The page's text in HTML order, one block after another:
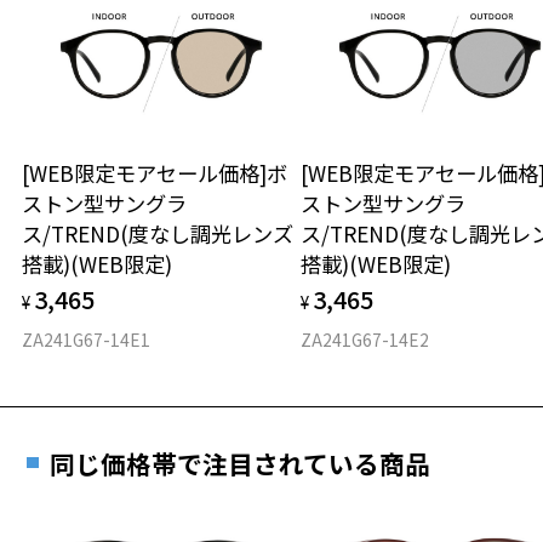
【付属品】“Original Case with Cleaning Cloth”
オリジナルケース＆メガネ拭きセット付き（当コレクション全商品対
relumeは背伸びをしない「ちょうどよい」大人のファッションを提案
するブランドです。
カジュアルでベーシックだけど品質にはこだわったアイテムと、ちょ
っと先を行くトレンドを「relumeらしく」独自に解釈したアイテムな
どを提案します。
メンズ・レディース・ユニセックスと、全ての大人に楽しんで貰える
ように豊富なラインナップを取り揃えております。
Zoff×JOURNAL STANDARD relume ページをみる
仕上がり寸法
D 仕上がりの横幅：約136mm
E 仕上がりの縦幅：約43mm
※メガネ：デモレンズを外した重さ
日または発送日より１年間修理又は交換させて頂
きます。
※保証期間内に交換が行われた場合、保証期間は初期の期間から
延長されません。
安心2 視力測定無料
視力の変化を早めに発見するために、定期的な視
力測定をおすすめいたします。
安心3 かかり具合調整無料
談ください。
オンラインストアでフレームのみ購入して、
実店舗で度付きにできます
ご購入時に「レンズ交換券」をお選びいただくと、実店舗で
度数を測定のうえ、度付きレンズ（標準セットレンズ）へ無
料交換いただけます。
詳しくはこちら
その際は記入用紙をダウンロードしてお使いください。
[WEB限定モアセール価格]ボ
ストン型サングラ
ス/TREND(度なし調光レンズ
搭載)(WEB限定)
¥ 3,465
ZA241G67-14E1
[WEB限定モアセール価
ストン型サングラ
ス/TREND(度なし調光レ
搭載)(WEB限定)
¥ 3,465
ZA241G67-14E2
同じ価格帯で注目されている商品